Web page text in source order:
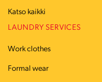
Katso kaikki
LAUNDRY SERVICES
Work clothes
Formal wear